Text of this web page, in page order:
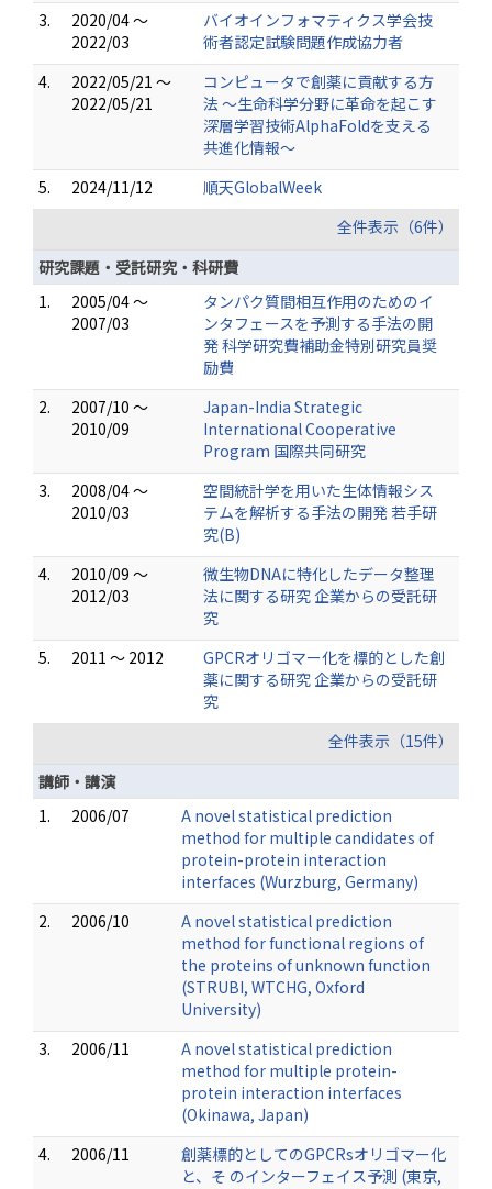
3.
2020/04 ～
2022/03
バイオインフォマティクス学会技
術者認定試験問題作成協力者
4.
2022/05/21 ～
2022/05/21
コンピュータで創薬に貢献する方
法 〜生命科学分野に革命を起こす
深層学習技術AlphaFoldを支える
共進化情報〜
5.
2024/11/12
順天GlobalWeek
全件表示（6件）
研究課題・受託研究・科研費
1.
2005/04 ～
2007/03
タンパク質間相互作用のためのイ
ンタフェースを予測する手法の開
発 科学研究費補助金特別研究員奨
励費
2.
2007/10 ～
2010/09
Japan-India Strategic
International Cooperative
Program 国際共同研究
3.
2008/04 ～
2010/03
空間統計学を用いた生体情報シス
テムを解析する手法の開発 若手研
究(B)
4.
2010/09 ～
2012/03
微生物DNAに特化したデータ整理
法に関する研究 企業からの受託研
究
5.
2011 ～ 2012
GPCRオリゴマー化を標的とした創
薬に関する研究 企業からの受託研
究
全件表示（15件）
講師・講演
1.
2006/07
A novel statistical prediction
method for multiple candidates of
protein-protein interaction
interfaces (Wurzburg, Germany)
2.
2006/10
A novel statistical prediction
method for functional regions of
the proteins of unknown function
(STRUBI, WTCHG, Oxford
University)
3.
2006/11
A novel statistical prediction
method for multiple protein-
protein interaction interfaces
(Okinawa, Japan)
4.
2006/11
創薬標的としてのGPCRsオリゴマー化
と、そ のインターフェイス予測 (東京,